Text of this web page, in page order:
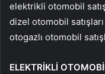
elektrikli otomobil
dizel otomobil
otogazlı otomobil
ELEKTRİKLİ